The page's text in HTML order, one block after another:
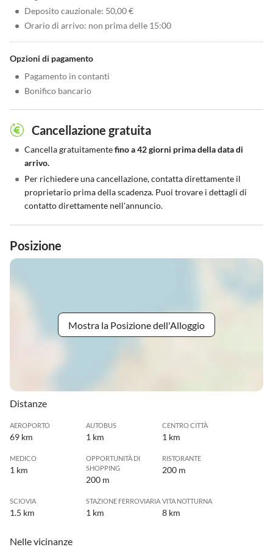
• Deposito cauzionale: 50,00 €
• Orario di arrivo: non prima delle 15:00
Opzioni di pagamento
• Pagamento in contanti
• Bonifico bancario
Cancellazione gratuita
• Cancella gratuitamentefino a 42 giorni prima della data di
arrivo.
• Per richiedere una cancellazione, contatta direttamente il
proprietario prima della scadenza. Puoi trovare i dettagli di
contatto direttamente nell'annuncio.
Posizione
Mostra la Posizione dell'Alloggio
Distanze
AEROPORTO
69 km
AUTOBUS
1 km
CENTRO CITTÀ
1 km
MEDICO
1 km
OPPORTUNITÀ DI
SHOPPING
200 m
RISTORANTE
200 m
SCIOVIA
1.5 km
STAZIONE FERROVIARIA
1 km
VITA NOTTURNA
8 km
Nelle vicinanze